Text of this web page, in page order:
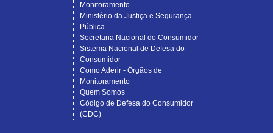
Monitoramento
Ministério da Justiça e Segurança
Pública
Secretaria Nacional do Consumidor
Sistema Nacional de Defesa do
Consumidor
Como Aderir - Órgãos de
Monitoramento
Quem Somos
Código de Defesa do Consumidor
(CDC)